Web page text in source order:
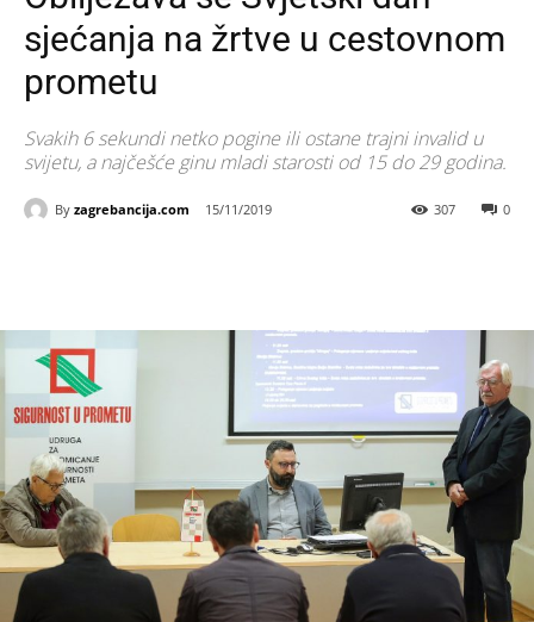
sjećanja na žrtve u cestovnom
prometu
Svakih 6 sekundi netko pogine ili ostane trajni invalid u
svijetu, a najčešće ginu mladi starosti od 15 do 29 godina.
By zagrebancija.com 15/11/2019 0
307